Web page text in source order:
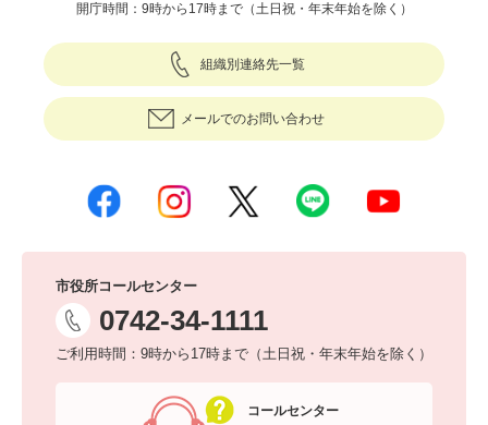
開庁時間：9時から17時まで（土日祝・年末年始を除く）
組織別連絡先一覧
メールでのお問い合わせ
市役所コールセンター
0742-34-1111
ご利用時間：9時から17時まで（土日祝・年末年始を除く）
コールセンター